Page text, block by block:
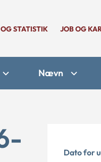
STATISTIK JOB OG
Nævn
Dato for